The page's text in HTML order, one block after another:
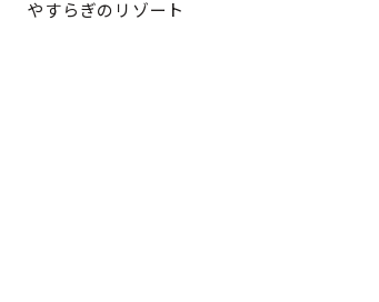
やすらぎのリゾート